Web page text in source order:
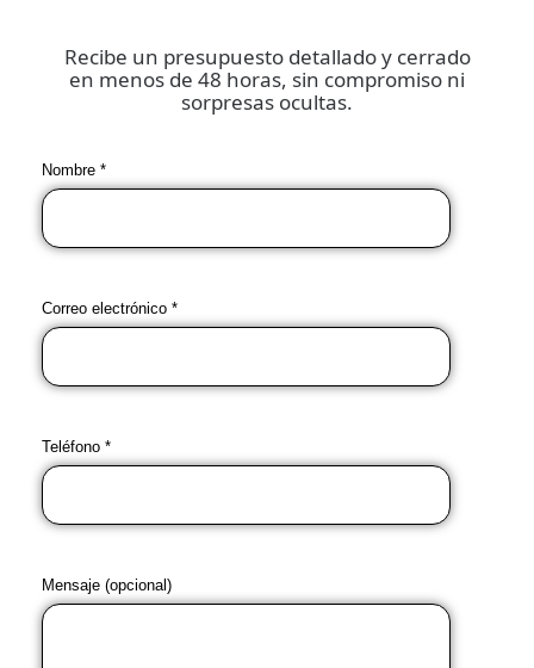
Recibe un presupuesto detallado y cerrado
en menos de 48 horas, sin compromiso ni
sorpresas ocultas.
Nombre *
Correo electrónico *
Teléfono *
Mensaje (opcional)